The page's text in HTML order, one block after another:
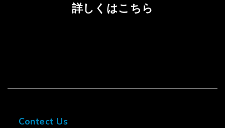
詳しくはこちら
Contect Us